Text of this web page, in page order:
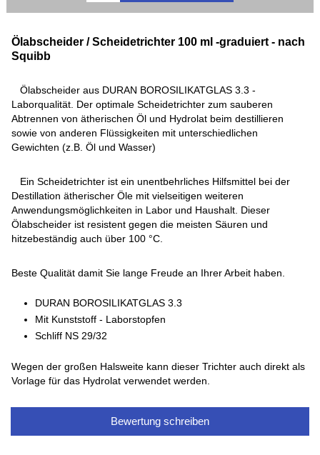
Ölabscheider / Scheidetrichter 100 ml -graduiert - nach
Squibb
Ölabscheider aus DURAN BOROSILIKATGLAS 3.3 -
Laborqualität. Der optimale Scheidetrichter zum sauberen
Abtrennen von ätherischen Öl und Hydrolat beim destillieren
sowie von anderen Flüssigkeiten mit unterschiedlichen
Gewichten (z.B. Öl und Wasser)
Ein Scheidetrichter ist ein unentbehrliches Hilfsmittel bei der
Destillation ätherischer Öle mit vielseitigen weiteren
Anwendungsmöglichkeiten in Labor und Haushalt. Dieser
Ölabscheider ist resistent gegen die meisten Säuren und
hitzebeständig auch über 100 °C.
Beste Qualität damit Sie lange Freude an Ihrer Arbeit haben.
DURAN BOROSILIKATGLAS 3.3
Mit Kunststoff - Laborstopfen
Schliff NS 29/32
Wegen der großen Halsweite kann dieser Trichter auch direkt als
Vorlage für das Hydrolat verwendet werden.
Bewertung schreiben